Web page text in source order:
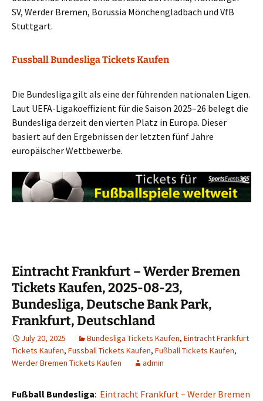
SV, Werder Bremen, Borussia Mönchengladbach und VfB
Stuttgart.
Fussball Bundesliga Tickets Kaufen
Die Bundesliga gilt als eine der führenden nationalen Ligen.
Laut UEFA-Ligakoeffizient für die Saison 2025–26 belegt die
Bundesliga derzeit den vierten Platz in Europa. Dieser
basiert auf den Ergebnissen der letzten fünf Jahre
europäischer Wettbewerbe.
Eintracht Frankfurt – Werder Bremen
Tickets Kaufen, 2025-08-23,
Bundesliga, Deutsche Bank Park,
Frankfurt, Deutschland
July 20, 2025 Bundesliga Tickets Kaufen, Eintracht Frankfurt
Tickets Kaufen, Fussball Tickets Kaufen, Fußball Tickets Kaufen,
Werder Bremen Tickets Kaufen
admin
Fußball Bundesliga: Eintracht Frankfurt – Werder Bremen